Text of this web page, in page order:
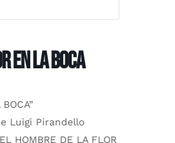
EN LA BOCA
Luigi Pirandello
HOMBRE DE LA FLOR